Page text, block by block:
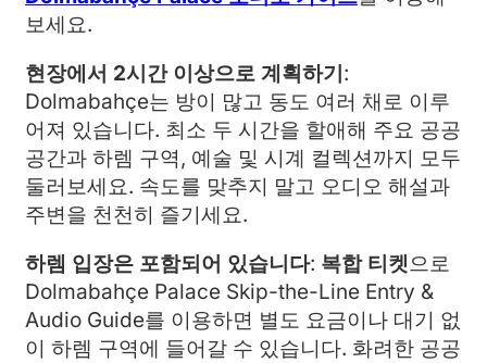
보세요.
현장에서 2시간 이상으로 계획하기 :
Dolmabahçe는 방이 많고 동도 여러 채로 이루
어져 있습니다. 최소 두 시간을 할애해 주요 공공
공간과 하렘 구역, 예술 및 시계 컬렉션까지 모두
둘러보세요. 속도를 맞추지 말고 오디오 해설과
주변을 천천히 즐기세요.
하렘 입장은 포함되어 있습니다: 복합 티켓으로
Dolmabahçe Palace Skip-the-Line Entry &
Audio Guide를 이용하면 별도 요금이나 대기 없
이 하렘 구역에 들어갈 수 있습니다. 화려한 공공